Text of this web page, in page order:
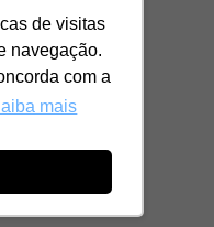
de visitas
navegação.
com a
mais